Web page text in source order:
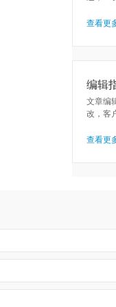
查看更
编辑
文章编
改，客
查看更